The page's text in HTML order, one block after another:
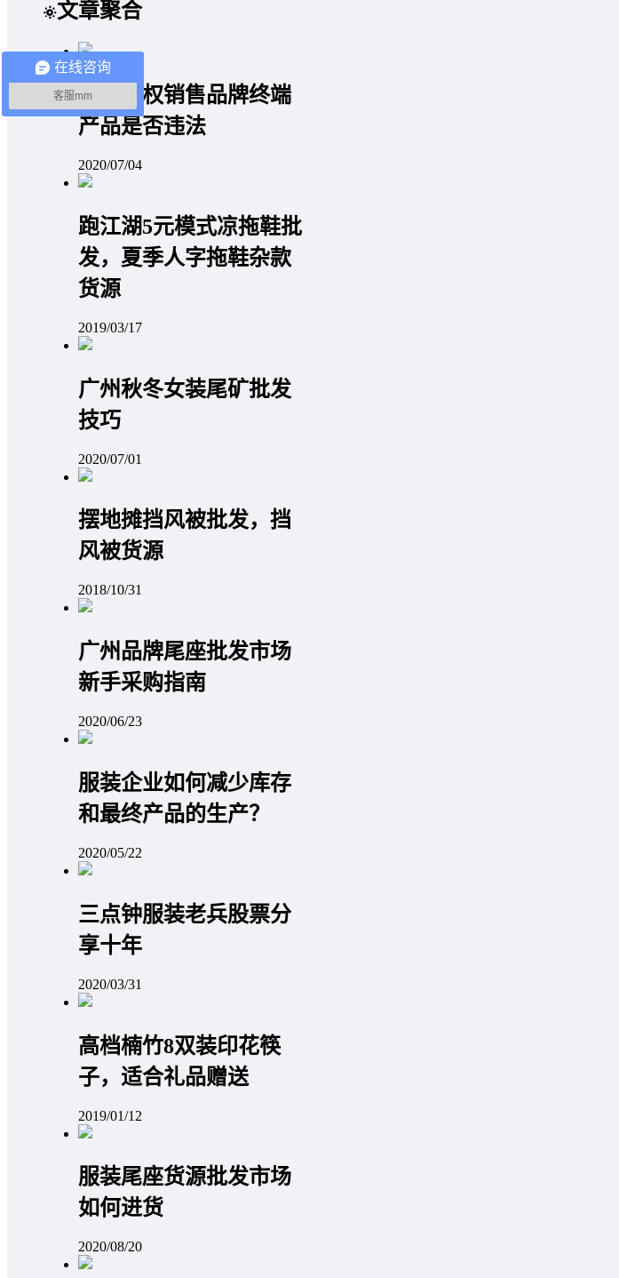
文章聚合
未经授权销售品牌终端
产品是否违法
2020/07/04
跑江湖5元模式凉拖鞋批
发，夏季人字拖鞋杂款
货源
2019/03/17
广州秋冬女装尾矿批发
技巧
2020/07/01
摆地摊挡风被批发，挡
风被货源
2018/10/31
广州品牌尾座批发市场
新手采购指南
2020/06/23
服装企业如何减少库存
和最终产品的生产？
2020/05/22
三点钟服装老兵股票分
享十年
2020/03/31
高档楠竹8双装印花筷
子，适合礼品赠送
2019/01/12
服装尾座货源批发市场
如何进货
2020/08/20
在线咨询
客服mm